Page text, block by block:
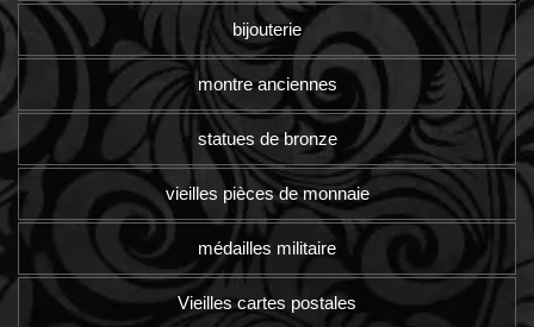
bijouterie
montre anciennes
statues de bronze
vieilles pièces de monnaie
médailles militaire
Vieilles cartes postales